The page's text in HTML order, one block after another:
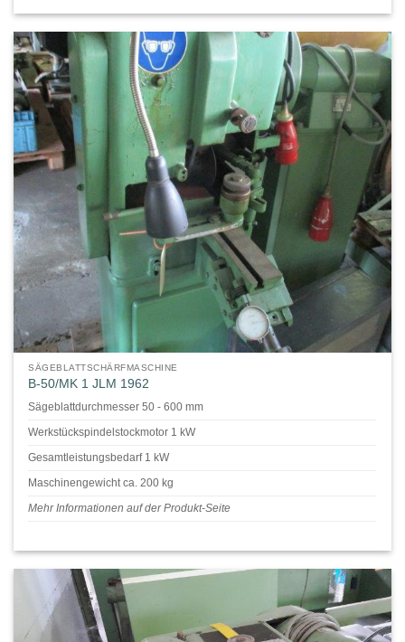
SÄGEBLATTSCHÄRFMASCHINE
B-50/MK 1 JLM 1962
Sägeblattdurchmesser 50 - 600 mm
Werkstückspindelstockmotor 1 kW
Gesamtleistungsbedarf 1 kW
Maschinengewicht ca. 200 kg
Mehr Informationen auf der Produkt-Seite